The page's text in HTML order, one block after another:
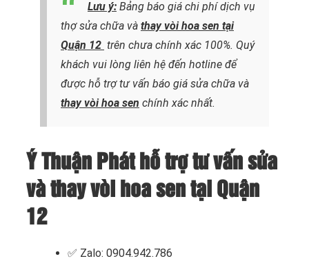
Lưu ý: Bảng báo giá chi phí dịch vụ
thợ sửa chữa và thay vòi hoa sen tại
Quận 12 trên chưa chính xác 100%. Quý
khách vui lòng liên hệ đến hotline để
được hỗ trợ tư vấn báo giá sửa chữa và
thay vòi hoa sen chính xác nhất.
Ý Thuận Phát hỗ trợ tư vấn sửa
và thay vòi hoa sen tại Quận
12
✅ Zalo: 0904.942.786